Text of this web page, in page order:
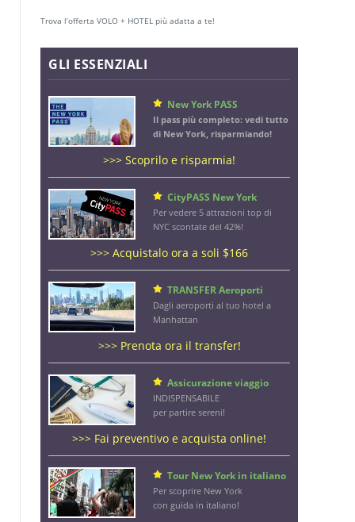
Trova l’offerta VOLO + HOTEL più adatta a te!
GLI ESSENZIALI
New York PASS
Il pass più completo: vedi tutto
di New York, risparmiando!
>>> Scoprilo e risparmia!
CityPASS New York
Per vedere 5 attrazioni top di
NYC scontate del 42%!
>>> Acquistalo ora a soli $166
TRANSFER Aeroporti
Dagli aeroporti al tuo hotel a
Manhattan
>>> Prenota ora il transfer!
Assicurazione viaggio
INDISPENSABILE
per partire sereni!
>>> Fai preventivo e acquista online!
Tour New York in italiano
Per scoprire New York
con guida in italiano!